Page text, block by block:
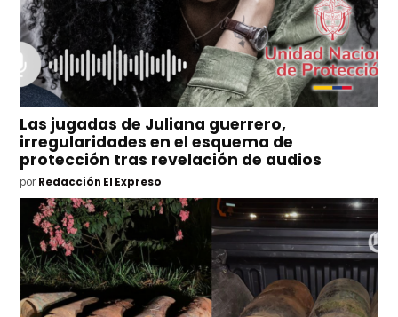
Las jugadas de Juliana guerrero,
irregularidades en el esquema de
protección tras revelación de audios
por Redacción El Expreso